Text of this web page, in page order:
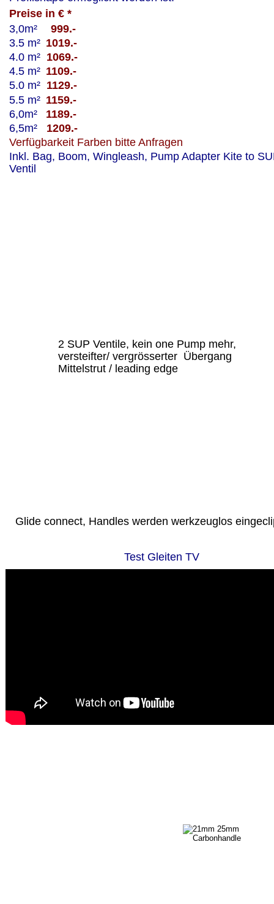
Test Gleiten TV
Glide connect, Handles werden werkzeuglos
2 SUP Ventile, kein one Pump mehr,
versteifter/ vergrösserter  Übergang
Mittelstrut / leading edge
Preise in € *
3,0m²
999.-
3.5 m² 1019.-
4.0 m² 1069.-
4.5 m² 1109.-
5.0 m² 1129.-
5.5 m² 1159.-
6,0m²
1189.-
6,5m²
1209.-
Verfügbarkeit Farben bitte Anfragen
Inkl. Bag, Boom, Wingleash, Pump Adapter Kite to
Ventil